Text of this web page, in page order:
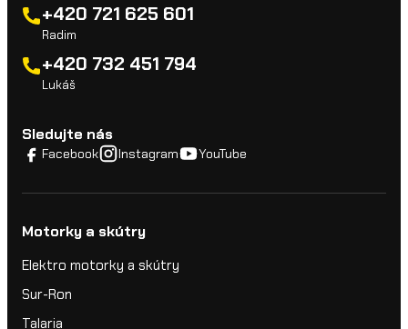
+420 721 625 601
Radim
+420 732 451 794
Lukáš
Sledujte nás
Facebook Instagram YouTube
Motorky a skútry
Elektro motorky a skútry
Sur-Ron
Talaria